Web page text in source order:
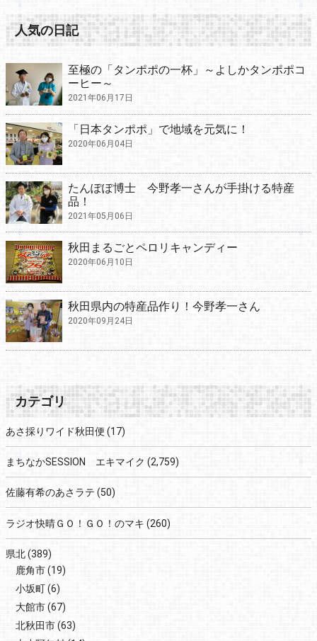
人気の日記
至極の「タンポポの一杯」～よしかタンポポコ
ーヒー～
2021年06月17日
「日本タンポポ」で地域を元気に！
2020年06月04日
たんぽぽ博士 今野孝一さんが手掛ける特産
品！
2021年05月06日
秋田まるごとペロリキャンディー
2020年06月10日
秋田県内の特産品作り！今野孝一さん
2020年09月24日
カテゴリ
あさ採りワイド秋田便 (17)
まちなかSESSION エキマイク (2,759)
佐藤有希のあさラテ (50)
ラジオ快晴ＧＯ！ＧＯ！のマキ (260)
県北(389)
鹿角市(19)
小坂町(6)
大館市(67)
北秋田市(63)